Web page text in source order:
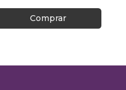
Comprar